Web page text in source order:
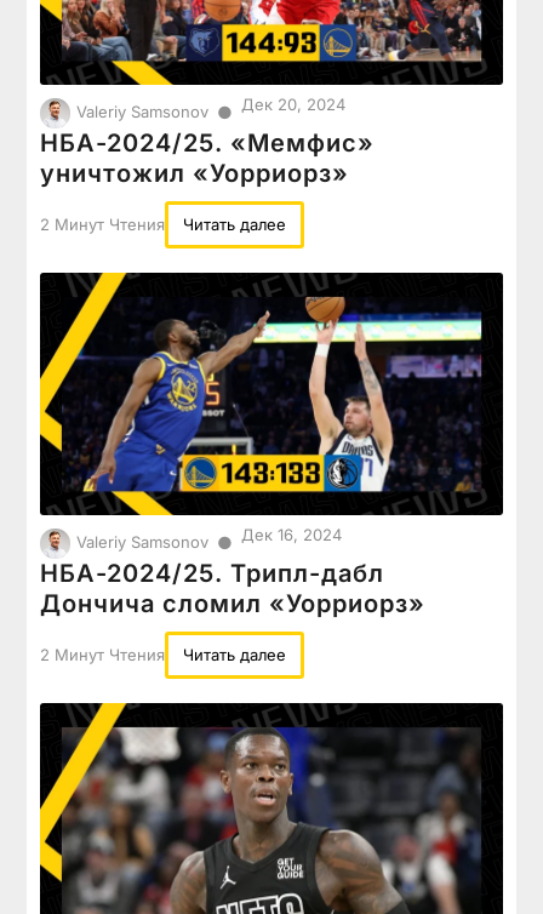
Valeriy Samsonov ● Дек 20, 2024
НБА-2024/25. «Мемфис»
уничтожил «Уорриорз»
2 Минут Чтения Читать далее
Valeriy Samsonov ● Дек 16, 2024
НБА-2024/25. Трипл-дабл
Дончича сломил «Уорриорз»
2 Минут Чтения Читать далее